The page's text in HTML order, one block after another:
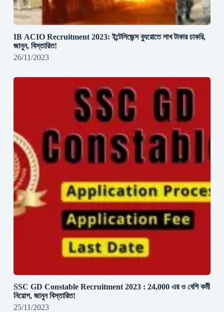
IB ACIO Recruitment 2023: ইন্টেলিজেন্স ব্যুরোতে লাখ টাকার চাকরি,
জানুন, বিস্তারিত!
26/11/2023
SSC GD Constable Recruitment 2023 : 24,000 এর ও বেশি কর্মী
নিয়োগ, জানুন বিস্তারিত!
25/11/2023